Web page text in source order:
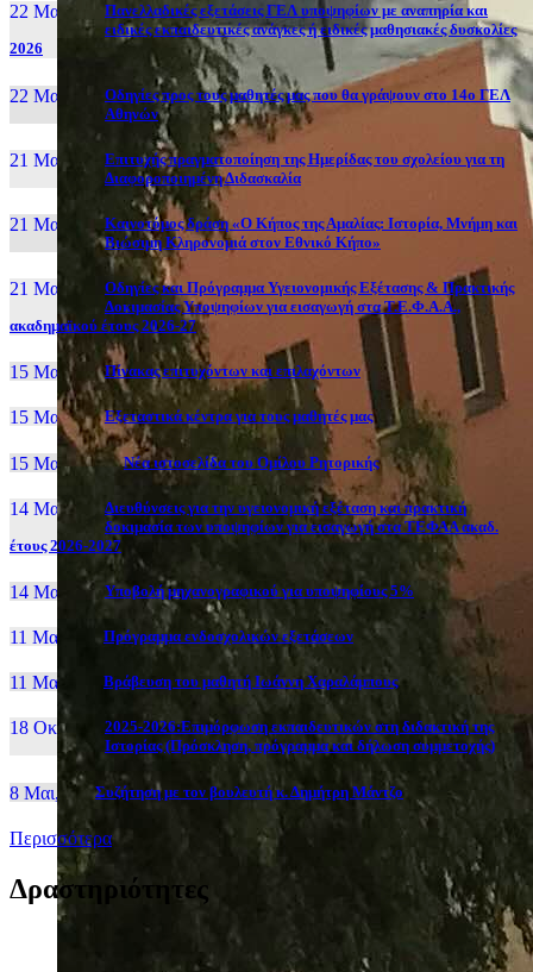
22 Μαι, 26
Πανελλαδικές εξετάσεις ΓΕΛ υποψηφίων με αναπηρία και
ειδικές εκπαιδευτικές ανάγκες ή ειδικές μαθησιακές δυσκολίες
2026
22 Μαι, 26
Οδηγίες προς τους μαθητές μας που θα γράψουν στο 14ο ΓΕΛ
Αθηνών
21 Μαι, 26
Επιτυχής πραγματοποίηση της Ημερίδας του σχολείου για τη
Διαφοροποιημένη Διδασκαλία
21 Μαι, 26
Καινοτόμος δράση «Ο Κήπος της Αμαλίας: Ιστορία, Μνήμη και
Βιώσιμη Κληρονομιά στον Εθνικό Κήπο»
21 Μαι, 26
Οδηγίες και Πρόγραμμα Υγειονομικής Εξέτασης & Πρακτικής
Δοκιμασίας Υποψηφίων για εισαγωγή στα Τ.Ε.Φ.Α.Α.,
ακαδημαϊκού έτους 2026-27
15 Μαι, 26 Πίνακας επιτυχόντων και επιλαχόντων
15 Μαι, 26 Εξεταστικά κέντρα για τους μαθητές μας
15 Μαι, 2026 Νέα ιστοσελίδα του Ομίλου Ρητορικής
14 Μαι, 26
Διευθύνσεις για την υγειονομική εξέταση και πρακτική
δοκιμασία των υποψηφίων για εισαγωγή στα ΤΕΦΑΑ ακαδ.
έτους 2026-2027
14 Μαι, 26 Yποβολή μηχανογραφικού για υποψηφίους 5%
11 Μαι, 26 Πρόγραμμα ενδοσχολικών εξετάσεων
11 Μαι, 26 Βράβευση του μαθητή Ιωάννη Χαραλάμπους
18 Οκτ, 25
2025-2026:Επιμόρφωση εκπαιδευτικών στη διδακτική της
Ιστορίας (Πρόσκληση, πρόγραμμα και δήλωση συμμετοχής)
8 Μαι, 26 Συζήτηση με τον βουλευτή κ. Δημήτρη Μάντζο
Περισσότερα
Δραστηριότητες